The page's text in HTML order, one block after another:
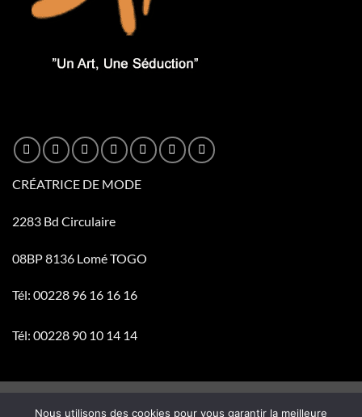
CRÉATRICE DE MODE
2283 Bd Circulaire
08BP 8136 Lomé TOGO
Tél: 00228 96 16 16 16
Tél: 00228 90 10 14 14
Visa PayPal Stripe MasterCardCash
Nous utilisons des cookies pour vous garantir la meilleure